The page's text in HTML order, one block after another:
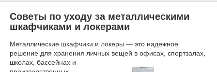
Советы по уходу за металлическими
шкафчиками и локерами
Металлические шкафчики и локеры — это надежное
решение для хранения личных вещей в офисах, спортзалах,
школах, бассейнах и